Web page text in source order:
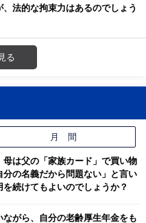
法的な拘束力はあるのでしょう
る
月 間
母は父の「家族カード」で買い物
分の名義だから問題ない」と言い
を続けてもよいのでしょうか？
がら、自分の老齢厚生年金をも